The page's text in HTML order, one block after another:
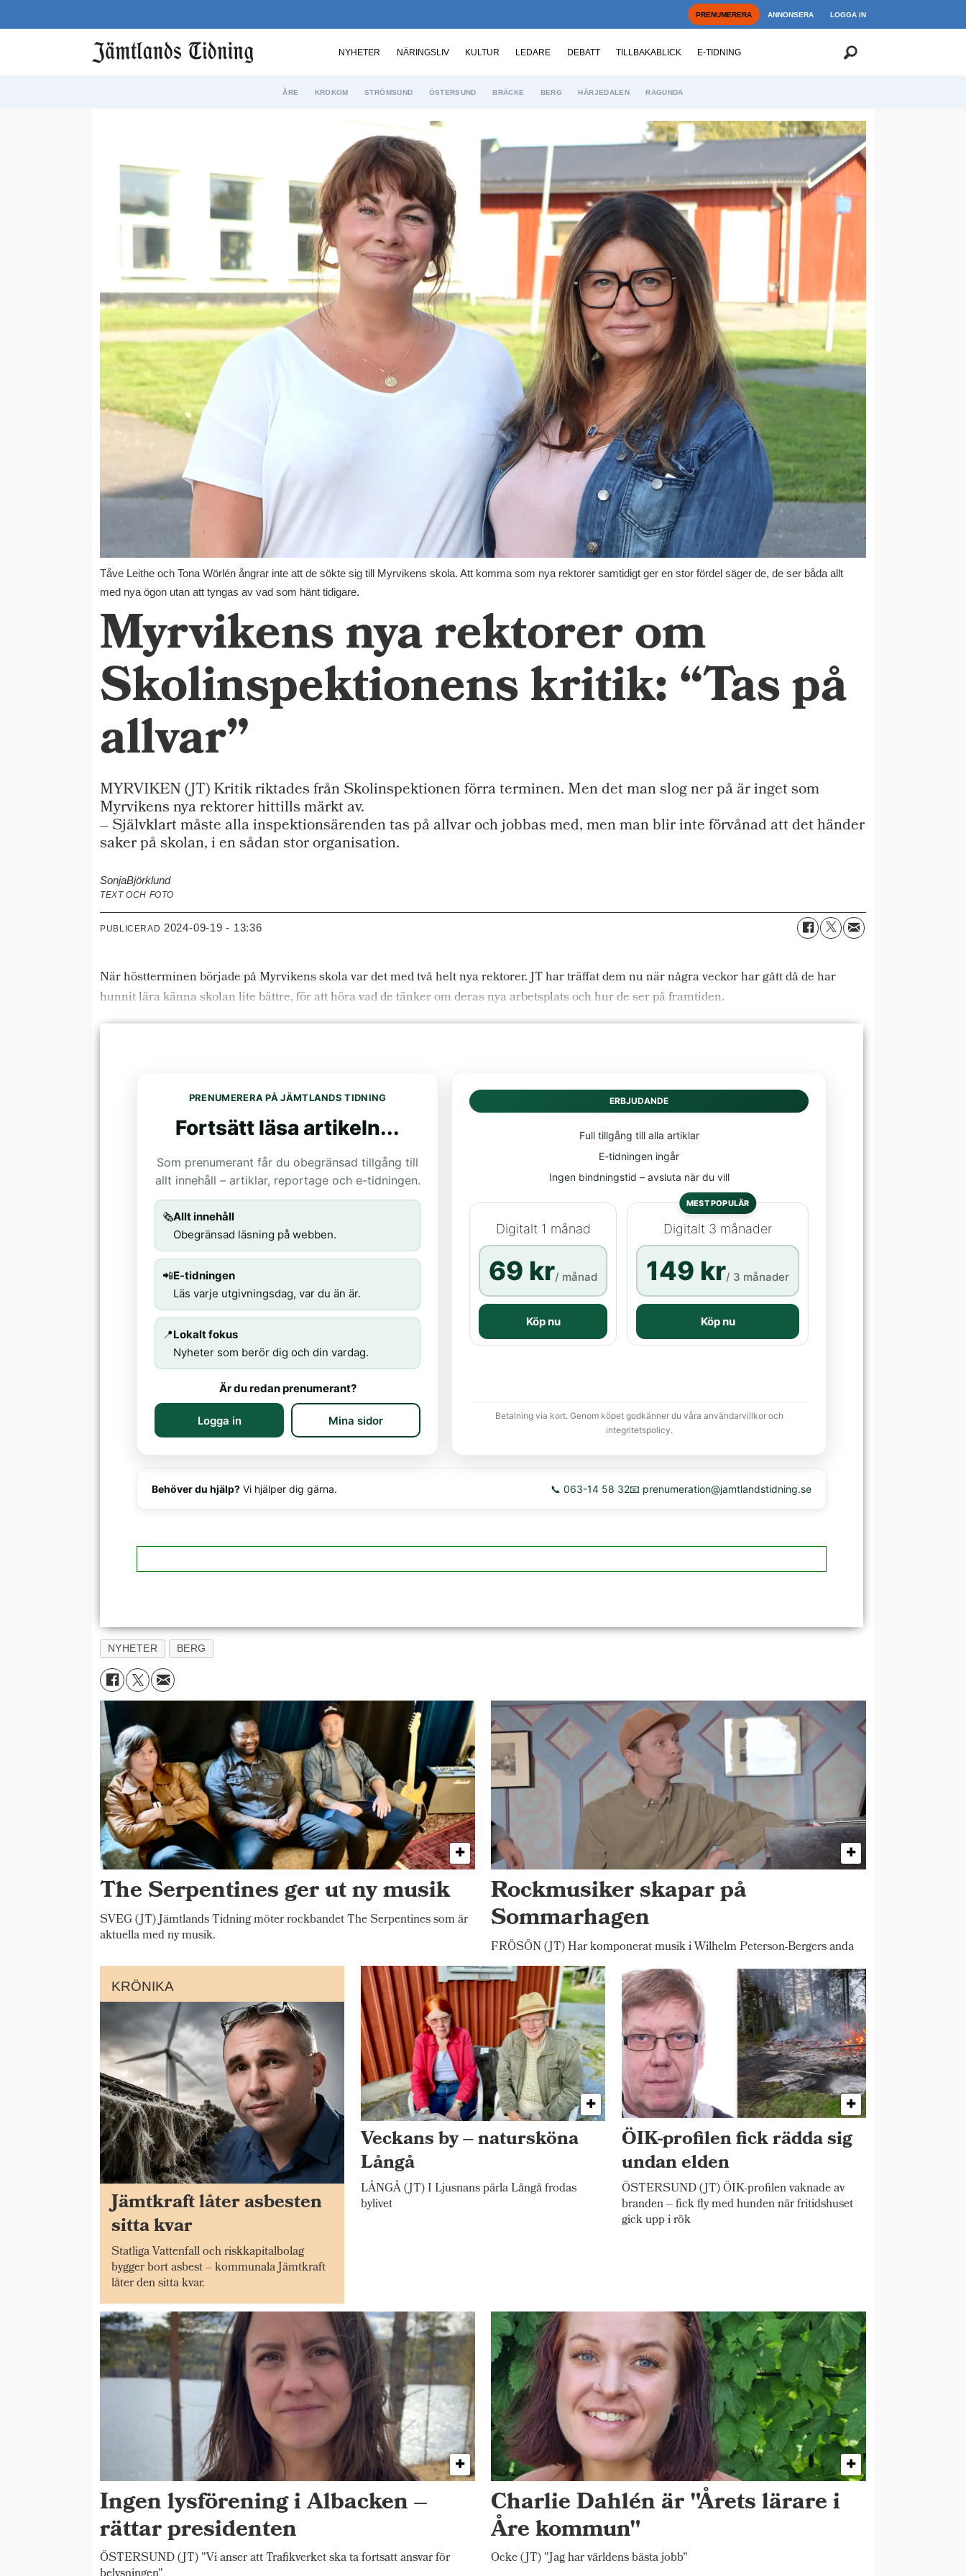
PRENUMERERA ANNONSERA LOGGA IN
NYHETER NÄRINGSLIV KULTUR LEDARE DEBATT TILLBAKABLICK E-TIDNING
ÅRE KROKOM STRÖMSUND ÖSTERSUND BRÄCKE BERG HÄRJEDALEN RAGUNDA
Tåve Leithe och Tona Wörlén ångrar inte att de sökte sig till Myrvikens skola. Att komma som nya rektorer samtidigt ger en stor fördel säger de, de ser båda allt
med nya ögon utan att tyngas av vad som hänt tidigare.
Myrvikens nya rektorer om
Skolinspektionens kritik: “Tas på
allvar”
MYRVIKEN (JT) Kritik riktades från Skolinspektionen förra terminen. Men det man slog ner på är inget som
Myrvikens nya rektorer hittills märkt av.
– Självklart måste alla inspektionsärenden tas på allvar och jobbas med, men man blir inte förvånad att det händer
saker på skolan, i en sådan stor organisation.
SonjaBjörklund
TEXT OCH FOTO
PUBLICERAD 2024-09-19 - 13:36
När höstterminen började på Myrvikens skola var det med två helt nya rektorer. JT har träffat dem nu när några veckor har gått då de har
hunnit lära känna skolan lite bättre, för att höra vad de tänker om deras nya arbetsplats och hur de ser på framtiden.
PRENUMERERA PÅ JÄMTLANDS TIDNING
Fortsätt läsa artikeln...
Som prenumerant får du obegränsad tillgång till
allt innehåll – artiklar, reportage och e-tidningen.
🗞️Allt innehåll
Obegränsad läsning på webben.
📲E-tidningen
Läs varje utgivningsdag, var du än är.
📍Lokalt fokus
Nyheter som berör dig och din vardag.
Är du redan prenumerant?
Logga in Mina sidor
ERBJUDANDE
Full tillgång till alla artiklar
E-tidningen ingår
Ingen bindningstid – avsluta när du vill
Digitalt 1 månad
69 kr/ månad
Köp nu
MEST POPULÄR
Digitalt 3 månader
149 kr/ 3 månader
Köp nu
Betalning via kort. Genom köpet godkänner du våra användarvillkor och
integritetspolicy.
Behöver du hjälp? Vi hjälper dig gärna. 📞 063-14 58 32📧 prenumeration@jamtlandstidning.se
NYHETER BERG
The Serpentines ger ut ny musik
SVEG (JT) Jämtlands Tidning möter rockbandet The Serpentines som är
aktuella med ny musik.
Rockmusiker skapar på
Sommarhagen
FRÖSÖN (JT) Har komponerat musik i Wilhelm Peterson-Bergers anda
KRÖNIKA
Jämtkraft låter asbesten
sitta kvar
Statliga Vattenfall och riskkapitalbolag
bygger bort asbest – kommunala Jämtkraft
låter den sitta kvar.
Veckans by – natursköna
Långå
LÅNGÅ (JT) I Ljusnans pärla Långå frodas
bylivet
ÖIK-profilen fick rädda sig
undan elden
ÖSTERSUND (JT) ÖIK-profilen vaknade av
branden – fick fly med hunden när fritidshuset
gick upp i rök
Ingen lysförening i Albacken –
rättar presidenten
ÖSTERSUND (JT) "Vi anser att Trafikverket ska ta fortsatt ansvar för
Charlie Dahlén är "Årets lärare i
Åre kommun"
Ocke (JT) "Jag har världens bästa jobb"